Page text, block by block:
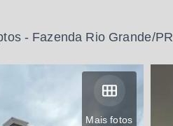
- Fazenda Rio Grande/PR
Mais fotos